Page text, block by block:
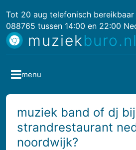
Tot 20 aug telefonisch
088765 tussen 14:00 en 22:00
muziekburo.nl
muziek band of dj bij
strandrestaurant
noordwijk?
menu